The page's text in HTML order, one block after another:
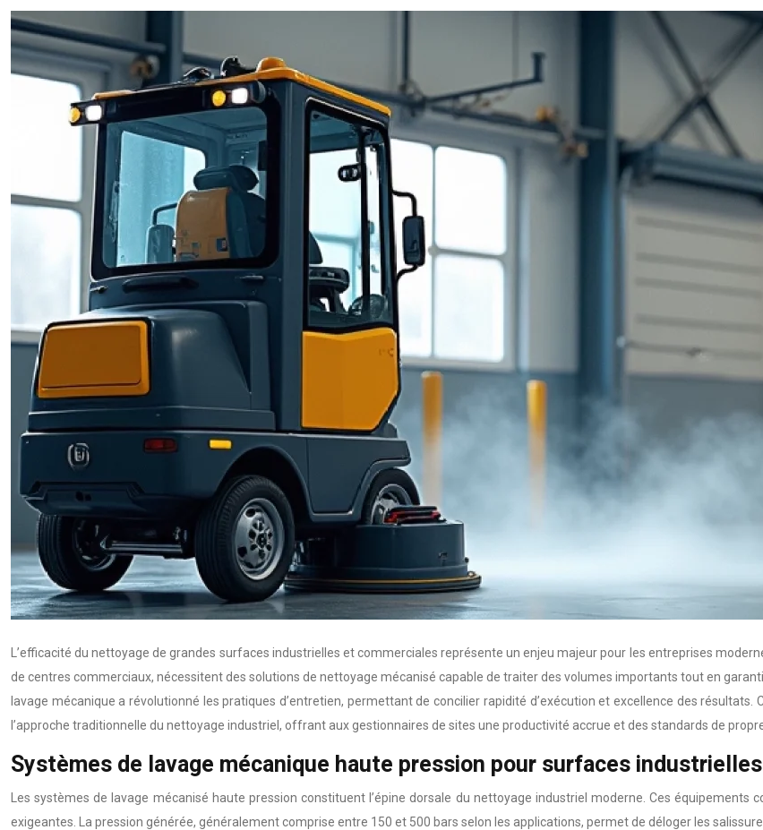
L’efficacité du nettoyage de grandes surfaces industrielles et commerciales représente un enjeu majeur pour les entreprises
de centres commerciaux, nécessitent des solutions de nettoyage mécanisé capable de traiter des volumes importants tout en
lavage mécanique a révolutionné les pratiques d’entretien, permettant de concilier rapidité d’exécution et excellence des
l’approche traditionnelle du nettoyage industriel, offrant aux gestionnaires de sites une productivité accrue et des standards de
Systèmes de lavage mécanique haute pression pour surfaces industrielles
Les systèmes de lavage mécanisé haute pression constituent l’épine dorsale du nettoyage industriel moderne. Ces
exigeantes. La pression générée, généralement comprise entre 150 et 500 bars selon les applications, permet de déloger les